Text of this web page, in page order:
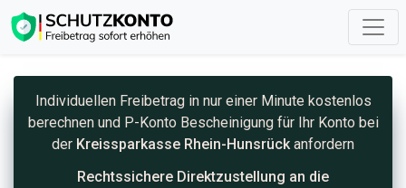
Individuellen Freibetrag in nur einer Minute kostenlos
berechnen und P-Konto Bescheinigung für Ihr Konto bei
der Kreissparkasse Rhein-Hunsrück anfordern
Rechtssichere Direktzustellung an die